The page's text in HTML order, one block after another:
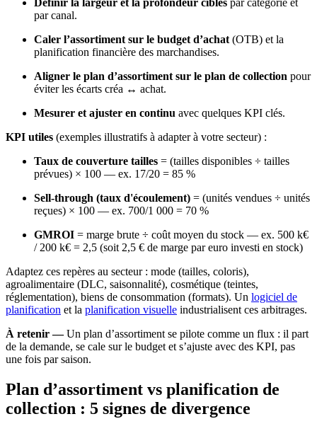
Définir la largeur et la profondeur cibles par catégorie et
par canal.
Caler l’assortiment sur le budget d’achat (OTB) et la
planification financière des marchandises.
Aligner le plan d’assortiment sur le plan de collection pour
éviter les écarts créa ↔ achat.
Mesurer et ajuster en continu avec quelques KPI clés.
KPI utiles (exemples illustratifs à adapter à votre secteur) :
Taux de couverture tailles = (tailles disponibles ÷ tailles
prévues) × 100 — ex. 17/20 = 85 %
Sell-through (taux d'écoulement) = (unités vendues ÷ unités
reçues) × 100 — ex. 700/1 000 = 70 %
GMROI = marge brute ÷ coût moyen du stock — ex. 500 k€
/ 200 k€ = 2,5 (soit 2,5 € de marge par euro investi en stock)
Adaptez ces repères au secteur : mode (tailles, coloris),
agroalimentaire (DLC, saisonnalité), cosmétique (teintes,
réglementation), biens de consommation (formats). Un logiciel de
planification et la planification visuelle industrialisent ces arbitrages.
À retenir —Un plan d’assortiment se pilote comme un flux : il part
de la demande, se cale sur le budget et s’ajuste avec des KPI, pas
une fois par saison.
Plan d’assortiment vs planification de
collection : 5 signes de divergence